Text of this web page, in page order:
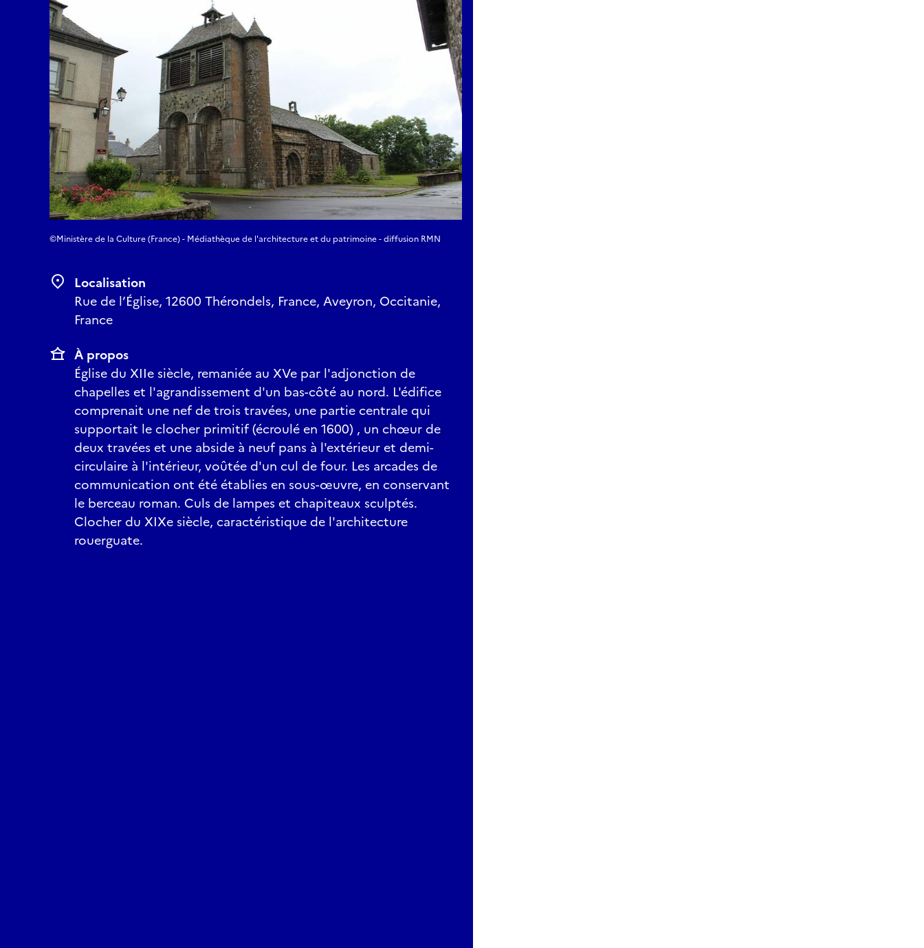
©Ministère de la Culture (France) - Médiathèque de l'architecture et du patrimoine - diffusion RMN
Localisation
Rue de l’Église, 12600 Thérondels, France, Aveyron, Occitanie,
France
À propos
Église du XIIe siècle, remaniée au XVe par l'adjonction de
chapelles et l'agrandissement d'un bas-côté au nord. L'édifice
comprenait une nef de trois travées, une partie centrale qui
supportait le clocher primitif (écroulé en 1600) , un chœur de
deux travées et une abside à neuf pans à l'extérieur et demi-
circulaire à l'intérieur, voûtée d'un cul de four. Les arcades de
communication ont été établies en sous-œuvre, en conservant
le berceau roman. Culs de lampes et chapiteaux sculptés.
Clocher du XIXe siècle, caractéristique de l'architecture
rouerguate.